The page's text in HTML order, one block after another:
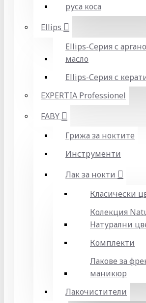
руса коса
Ellips
Ellips-Серия с
масло
Ellips-Серия с
EXPERTIA Professionel
FABY
Грижа за ноктите
Инструменти
Лак за нокти
Класически
Колекция
Натурални
Комплекти
Лакове за
маникюр
Лакочистители